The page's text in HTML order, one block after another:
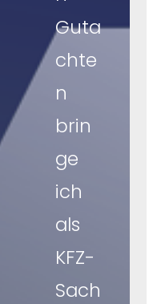
Guta
chte
n
brin
ge
ich
als
KFZ-
Sach